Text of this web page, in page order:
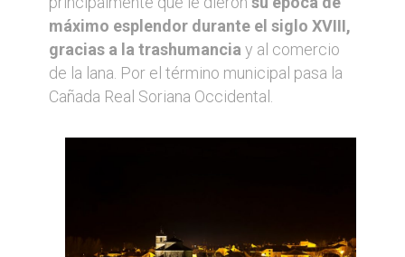
máximo esplendor durante el siglo XVIII,
gracias a la trashumancia y al comercio
de la lana. Por el término municipal pasa la
Cañada Real Soriana Occidental.